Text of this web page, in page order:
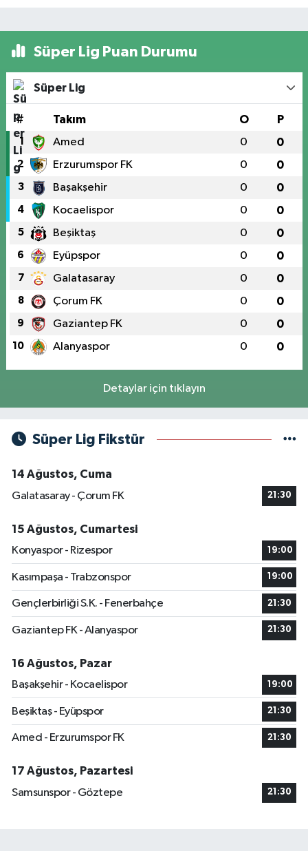
Süper Lig Puan Durumu
Süper Lig
# Takım O P
1 Amed 0 0
2 Erzurumspor FK 0 0
3 Başakşehir 0 0
4 Kocaelispor 0 0
5 Beşiktaş 0 0
6 Eyüpspor 0 0
7 Galatasaray 0 0
8 Çorum FK 0 0
9 Gaziantep FK 0 0
10 Alanyaspor 0 0
Detaylar için tıklayın
Süper Lig Fikstür
14 Ağustos, Cuma
Galatasaray - Çorum FK
21:30
15 Ağustos, Cumartesi
Konyaspor - Rizespor
19:00
Kasımpaşa - Trabzonspor 19:00
Gençlerbirliği S.K. - Fenerbahçe 21:30
Gaziantep FK - Alanyaspor 21:30
16 Ağustos, Pazar
Başakşehir - Kocaelispor
19:00
Beşiktaş - Eyüpspor 21:30
Amed - Erzurumspor FK 21:30
17 Ağustos, Pazartesi
Samsunspor - Göztepe
21:30